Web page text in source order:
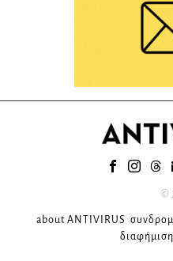
©
about ANTIVIRUS
διαφήμιση